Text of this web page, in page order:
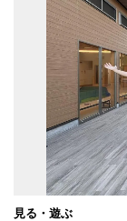
見る・遊ぶ